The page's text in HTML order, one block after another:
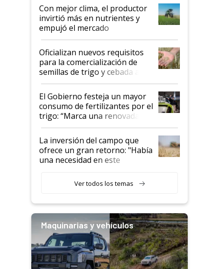
Con mejor clima, el productor
invirtió más en nutrientes y
empujó el mercado
Oficializan nuevos requisitos
para la comercialización de
semillas de trigo y cebada a
granel
El Gobierno festeja un mayor
consumo de fertilizantes por el
trigo: “Marca una renovada
confianza de los productores”
La inversión del campo que
ofrece un gran retorno: "Había
una necesidad en este
Ver todos los temas
Maquinarias y vehículos